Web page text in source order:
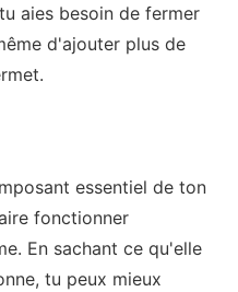
aies besoin de fermer
d'ajouter plus de
essentiel de ton
fonctionner
En sachant ce qu'elle
tu peux mieux